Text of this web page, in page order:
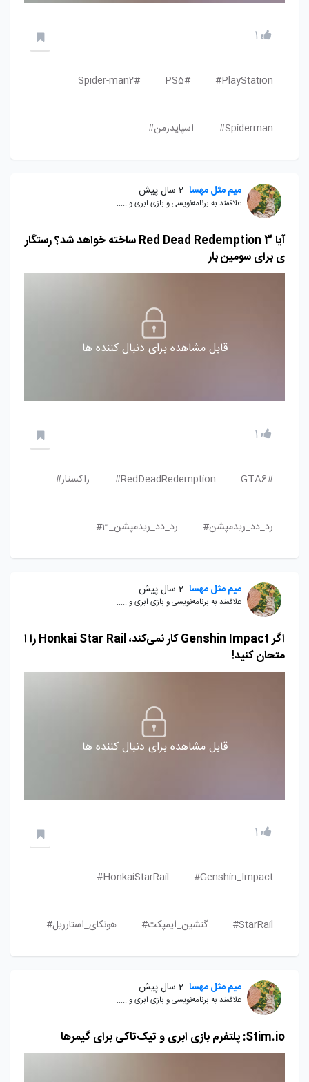
1
PlayStation#
PS5#
Spider-man2#
Spiderman# اسپایدرمن#
میم مثل مهسا 2 سال پیش
علاقمند به برنامه‌نویسی و بازی ابری و .....
آیا Red Dead Redemption 3 ساخته خواهد شد؟ رستگار
ی برای سومین بار
قابل مشاهده برای دنبال کننده ها
1
GTA6#
RedDeadRedemption# راکستار#
رد_دد_ریدمپشن# رد_دد_ریدمپشن_3#
میم مثل مهسا 2 سال پیش
علاقمند به برنامه‌نویسی و بازی ابری و .....
اگر Genshin Impact کار نمی‌کند، Honkai Star Rail را ا
متحان کنید!
قابل مشاهده برای دنبال کننده ها
1
Genshin_Impact#
HonkaiStarRail#
StarRail# گنشین_ایمپکت# هونکای_استارریل#
میم مثل مهسا 2 سال پیش
علاقمند به برنامه‌نویسی و بازی ابری و .....
Stim.io: پلتفرم بازی ابری و تیک‌تاکی برای گیمرها